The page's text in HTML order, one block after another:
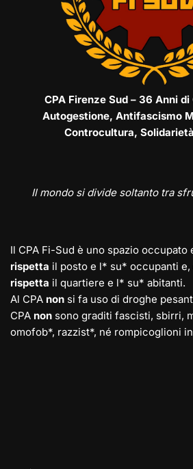
CPA Firenze Sud – 36 Anni
Autogestione, Antifascismo
Controcultura,
Il mondo si divide soltanto tra
Il CPA Fi-Sud è uno spazio occupato
rispetta il posto e l* su* occupanti e,
rispetta il quartiere e l* su* abitanti.
Al CPA non si fa uso di droghe
CPA non sono graditi fascisti, sbirri,
omofob*, razzist*, né rompicoglioni